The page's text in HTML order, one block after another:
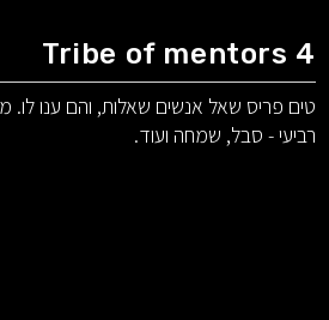
Tribe of mentors 4
טים פריס שאל אנשים שאלות, והם ענו לו.
רביעי - סבל, שמחה ועוד.